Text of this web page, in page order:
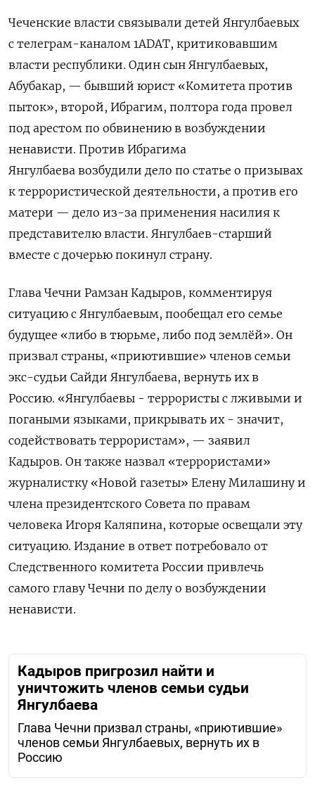
Чеченские власти связывали детей Янгулбаевых
с телеграм-каналом 1ADAT, критиковавшим
власти республики. Один сын Янгулбаевых,
Абубакар, — бывший юрист «Комитета против
пыток», второй, Ибрагим, полтора года провел
под арестом по обвинению в возбуждении
ненависти. Против Ибрагима
Янгулбаева возбудили дело по статье о призывах
к террористической деятельности, а против его
матери — дело из-за применения насилия к
представителю власти. Янгулбаев-старший
вместе с дочерью покинул страну.
Глава Чечни Рамзан Кадыров, комментируя
ситуацию с Янгулбаевым, пообещал его семье
будущее «либо в тюрьме, либо под землёй». Он
призвал страны, «приютившие» членов семьи
экс-судьи Сайди Янгулбаева, вернуть их в
Россию. «Янгулбаевы - террористы с лживыми и
погаными языками, прикрывать их - значит,
содействовать террористам», — заявил
Кадыров. Он также назвал «террористами»
журналистку «Новой газеты» Елену Милашину и
члена президентского Совета по правам
человека Игоря Каляпина, которые освещали эту
ситуацию. Издание в ответ потребовало от
Следственного комитета России привлечь
самого главу Чечни по делу о возбуждении
ненависти.
Кадыров пригрозил найти и
уничтожить членов семьи судьи
Янгулбаева
Глава Чечни призвал страны, «приютившие»
членов семьи Янгулбаевых, вернуть их в
Россию